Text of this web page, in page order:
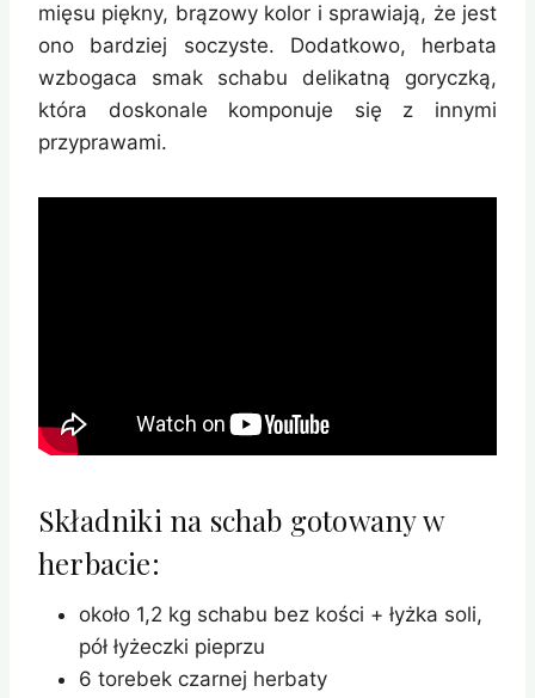
mięsu piękny, brązowy kolor i sprawiają, że jest
ono bardziej soczyste. Dodatkowo, herbata
wzbogaca smak schabu delikatną goryczką,
która doskonale komponuje się z innymi
przyprawami.
Składniki na schab gotowany w
herbacie:
około 1,2 kg schabu bez kości + łyżka soli,
pół łyżeczki pieprzu
6 torebek czarnej herbaty